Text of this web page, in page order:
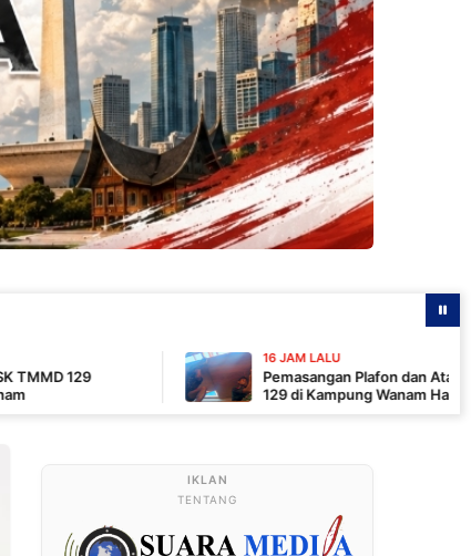
16 JAM LALU
Pemasangan Plafon dan Atap, Pembangunan
129 di Kampung Wanam Hampir Rampung
TENTANG